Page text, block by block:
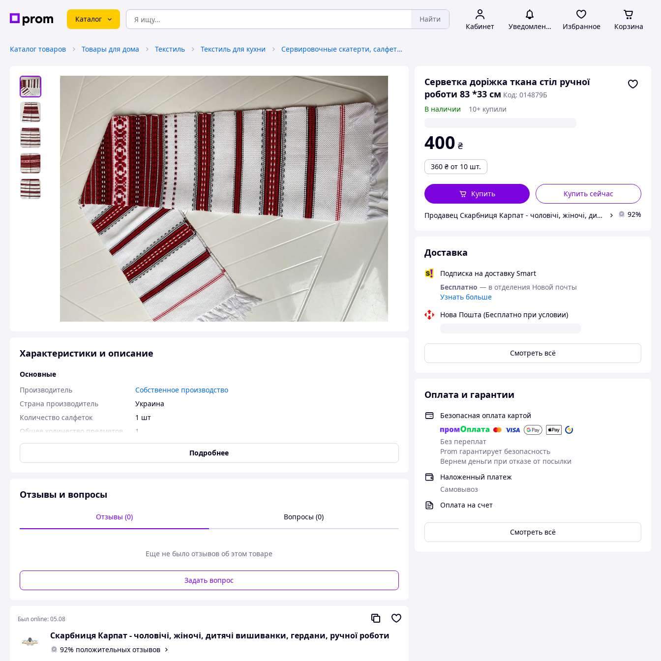
Каталог Найти
Кабинет Уведомления Избранное Корзина
Каталог товаров Товары для дома Текстиль Текстиль для кухни Сервировочные скатерти, салфетки
Серветка доріжка ткана стіл ручної
роботи 83 *33 см Код: 014879Б
В наличии
10+ купили
400 ₴
360 ₴ от 10 шт.
Купить сейчас
Купить
Продавец Скарбниця Карпат - чоловічі, жіночі, дитячі вишиванки, гердани, ручної роботи 92%
Доставка
Подписка на доставку Smart
Бесплатно — в отделения Новой почты
Узнать больше
Нова Пошта (Бесплатно при условии)
Смотреть всё
Оплата и гарантии
Безопасная оплата картой
Без переплат
Prom гарантирует безопасность
Вернем деньги при отказе от посылки
Наложенный платеж
Самовывоз
Оплата на счет
Смотреть всё
Характеристики и описание
Основные
Производитель
Собственное производство
Страна производитель
Украина
Количество салфеток
1 шт
Общее количество предметов
1
Основа
Хлопок
Тип изделия
Пользовательские характеристики
Серветка доріжка ткана на стіл ручної роботи 83*33 см
Подробнее
Отзывы и вопросы
Отзывы (0) Вопросы (0)
Еще не было отзывов об этом товаре
Задать вопрос
Был online:05.08
Скарбниця Карпат - чоловічі, жіночі, дитячі вишиванки, гердани, ручної роботи
92% положительных отзывов